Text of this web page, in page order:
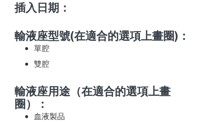
插入日期：
輸液座型號(在適合的選項上畫圈)：
單腔
雙腔
輸液座用途（在適合的選項上畫
圈）：
血液製品